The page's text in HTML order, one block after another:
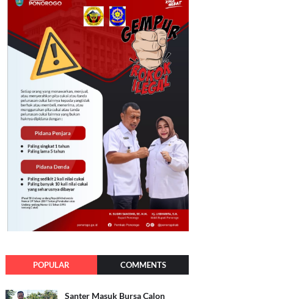
POPULAR COMMENTS
Santer Masuk Bursa Calon